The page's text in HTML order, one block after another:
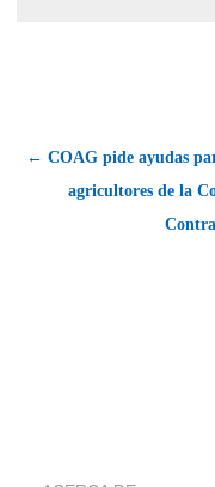
← COAG pide ayudas
agricultores de la